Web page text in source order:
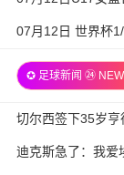
篮 全场录像
07月12日 世界杯
✪ 足球新闻 ㉔
切尔西签下35岁亨
迪克斯急了：我爱